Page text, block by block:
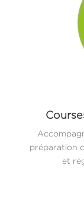
préparation
et